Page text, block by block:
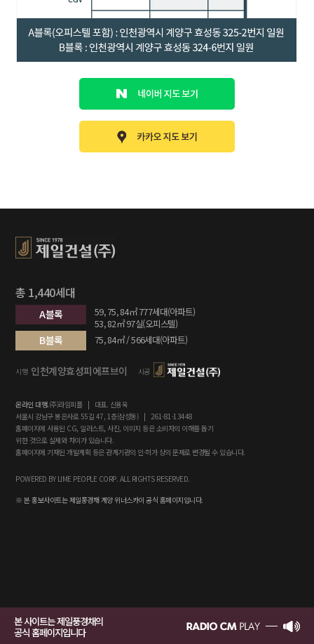
총 1,440세대
A블록
59, 75, 84㎡ 777세대(아파트)
53, 82㎡ 97실(오피스텔)
B블록 75, 84㎡ / 566세대(아파트)
시행 인천계양효성피에프브이 시공
온라인 대행.(주)라임피플 | 대표. 신용욱
서울시 강남구 봉은사로 55길 47, 1층(삼성동) | 261-81-13448
홈페이지에 사용된 CG, 일러스트, 사진, 이미지 등은 소비자의 이해를 돕기
위한 것으로 실제와 차이가 있습니다.
홈페이지에 기재된 개발계획 등은 관계기관의 인·허가 상의 문제로 변경될 수 있습니다.
POWERED BY LIME PEOPLE CORP. ALL RIGHTS RESERVED.
※ 본 홍보사이트는 제일풍경채 계양 위너스카이 공식 홈페이지입니다.
본 사이트는 제일풍경채의
공식 홈페이지입니다